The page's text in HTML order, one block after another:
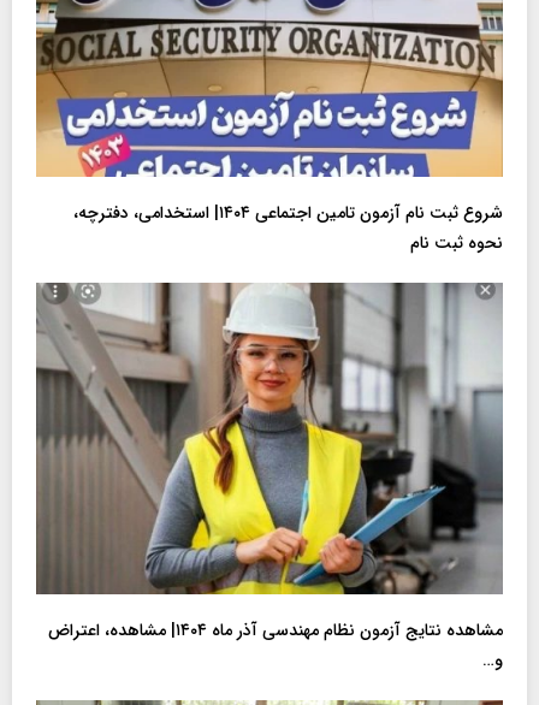
شروع ثبت نام آزمون تامین اجتماعی ۱۴۰۴| استخدامی، دفترچه،
نحوه ثبت نام
مشاهده نتایج آزمون نظام مهندسی آذر ماه ۱۴۰۴| مشاهده، اعتراض
و…